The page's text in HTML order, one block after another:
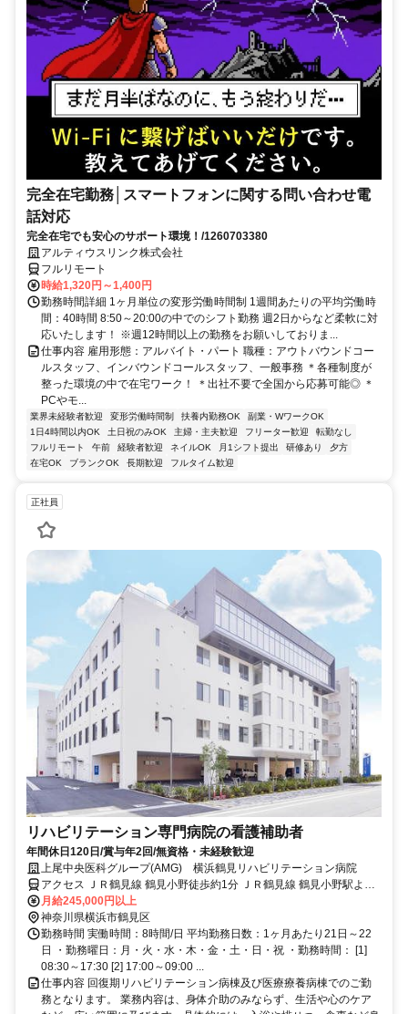
完全在宅勤務│スマートフォンに関する問い合わせ電
話対応
完全在宅でも安心のサポート環境！/1260703380
アルティウスリンク株式会社
フルリモート
時給1,320円～1,400円
勤務時間詳細 1ヶ月単位の変形労働時間制 1週間あたりの平均労働時
間：40時間 8:50～20:00の中でのシフト勤務 週2日からなど柔軟に対
応いたします！ ※週12時間以上の勤務をお願いしておりま...
仕事内容 雇用形態：アルバイト・パート 職種：アウトバウンドコー
ルスタッフ、インバウンドコールスタッフ、一般事務 ＊各種制度が
整った環境の中で在宅ワーク！ ＊出社不要で全国から応募可能◎ ＊
PCやモ...
業界未経験者歓迎 変形労働時間制 扶養内勤務OK
副業・WワークOK
1日4時間以内OK
土日祝のみOK 主婦・主夫歓迎 フリーター歓迎
転勤なし
フルリモート
午前 経験者歓迎 ネイルOK 月1シフト提出 研修あり
夕方
在宅OK
ブランクOK 長期歓迎 フルタイム歓迎
正社員
リハビリテーション専門病院の看護補助者
年間休日120日/賞与年2回/無資格・未経験歓迎
上尾中央医科グループ(AMG) 横浜鶴見リハビリテーション病院
アクセス ＪＲ鶴見線 鶴見小野徒歩約1分 ＪＲ鶴見線 鶴見小野駅より
徒歩2分
月給245,000円以上
神奈川県横浜市鶴見区
勤務時間 実働時間：8時間/日 平均勤務日数：1ヶ月あたり21日～22
日 ・勤務曜日：月・火・水・木・金・土・日・祝 ・勤務時間： [1]
08:30～17:30 [2] 17:00～09:00 ...
仕事内容 回復期リハビリテーション病棟及び医療療養病棟でのご勤
務となります。 業務内容は、身体介助のみならず、生活や心のケア